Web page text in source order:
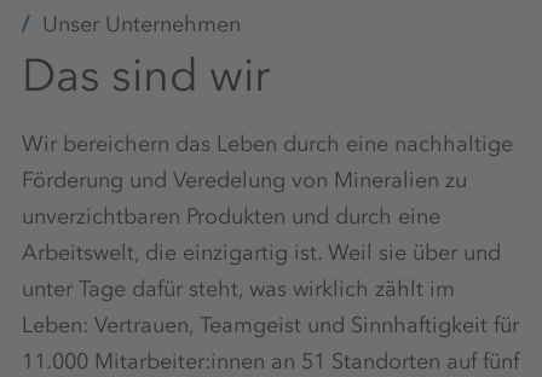
Qualifizierte Ausbilder:innen
E-Learning-Plattform
Moderner Arbeitsplatz
Unser Unternehmen
Das sind wir
Wir bereichern das Leben durch eine nachhaltige
Förderung und Veredelung von Mineralien zu
unverzichtbaren Produkten und durch eine
Arbeitswelt, die einzigartig ist. Weil sie über und
unter Tage dafür steht, was wirklich zählt im
Leben: Vertrauen, Teamgeist und Sinnhaftigkeit für
11.000 Mitarbeiter:innen an 51 Standorten auf fünf